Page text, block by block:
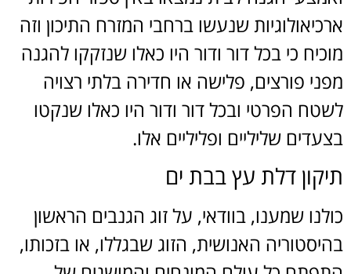
ארכיאולוגיות שנעשו ברחבי המזרח התיכון וזה
מוכיח כי בכל דור ודור היו כאלו שנזקקו להגנה
מפני פורצים, פלישה או חדירה בלתי רצויה
לשטח הפרטי ובכל דור ודור היו כאלו שנקטו
בצעדים שליליים ופליליים אלו.
תיקון דלת עץ בבת ים
כולנו שמענו, בוודאי, על זוג הגנבים הראשון
בהיסטוריה האנושית, הזוג שבגללו, או בזכותו,